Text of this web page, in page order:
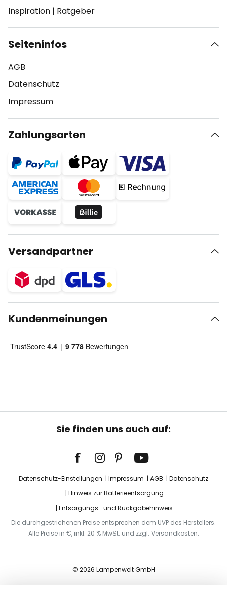
Inspiration | Ratgeber
Seiteninfos
AGB
Datenschutz
Impressum
Zahlungsarten
Versandpartner
Kundenmeinungen
Sie finden uns auch auf:
Datenschutz-Einstellungen Impressum AGB
Datenschutz
Hinweis zur Batterieentsorgung
Entsorgungs- und Rückgabehinweis
Die durchgestrichenen Preise entsprechen dem UVP des Herstellers.
Alle Preise in €, inkl. 20 % MwSt. und zzgl. Versandkosten.
© 2026 Lampenwelt GmbH